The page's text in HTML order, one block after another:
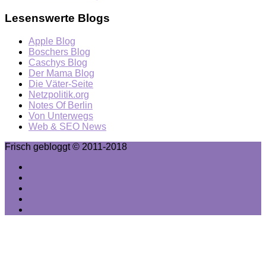
Lesenswerte Blogs
Apple Blog
Boschers Blog
Caschys Blog
Der Mama Blog
Die Väter-Seite
Netzpolitik.org
Notes Of Berlin
Von Unterwegs
Web & SEO News
Frisch gebloggt © 2011-2018